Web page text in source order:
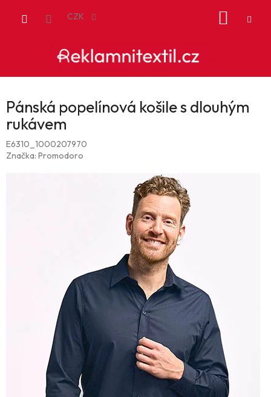
CZK
Pánská popelínová košile s dlouhým
rukávem
E6310_1000207970
Značka: Promodoro